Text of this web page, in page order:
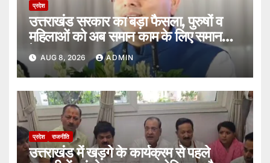
प्रदेश
उत्तराखंड सरकार का बड़ा फैसला, पुरुषों व
महिलाओं को अब समान काम के लिए समान
वेतन।
AUG 8, 2026 ADMIN
प्रदेश राजनीति
उत्तराखंड में खड़गे के कार्यक्रम से पहले